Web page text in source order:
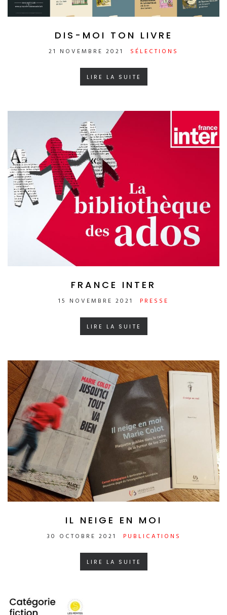
DIS-MOI TON LIVRE
21 NOVEMBRE 2021 SÉLECTIONS
LIRE LA SUITE
FRANCE INTER
15 NOVEMBRE 2021 PRESSE
LIRE LA SUITE
IL NEIGE EN MOI
30 OCTOBRE 2021 PUBLICATIONS
LIRE LA SUITE